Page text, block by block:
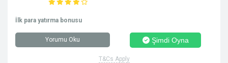
İlk para yatırma bonusu
Yorumu Oku Şimdi Oyna
T&Cs Apply